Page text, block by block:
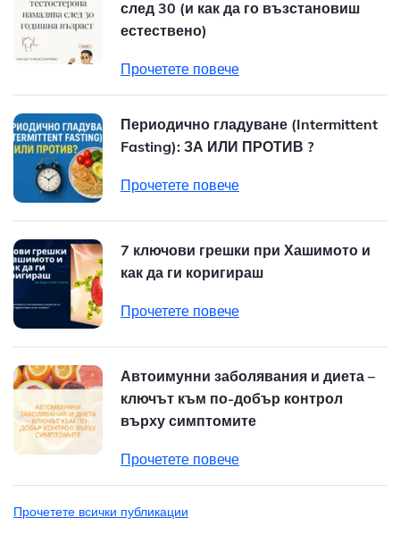
след 30 (и как да го възстановиш
естествено)
Прочетете повече
Периодично гладуване (Intermittent
Fasting): ЗА ИЛИ ПРОТИВ ?
Прочетете повече
7 ключови грешки при Хашимото и
как да ги коригираш
Прочетете повече
Автоимунни заболявания и диета –
ключът към по-добър контрол
върху симптомите
Прочетете повече
Прочетете всички публикации